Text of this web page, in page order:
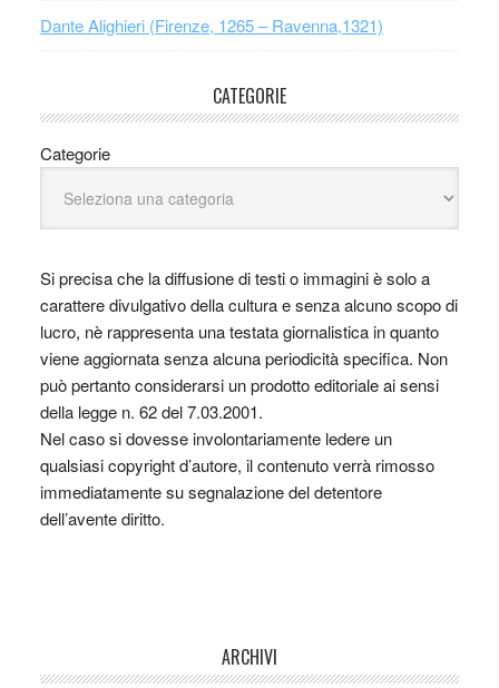
Dante Alighieri (Firenze, 1265 – Ravenna,1321)
CATEGORIE
Categorie
Si precisa che la diffusione di testi o immagini è solo a
carattere divulgativo della cultura e senza alcuno scopo di
lucro, nè rappresenta una testata giornalistica in quanto
viene aggiornata senza alcuna periodicità specifica. Non
può pertanto considerarsi un prodotto editoriale ai sensi
della legge n. 62 del 7.03.2001.
Nel caso si dovesse involontariamente ledere un
qualsiasi copyright d’autore, il contenuto verrà rimosso
immediatamente su segnalazione del detentore
dell’avente diritto.
ARCHIVI